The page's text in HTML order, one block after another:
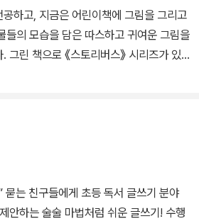
하는 아이는 읽기 머리가 다릅니다』, 『초
입에 착 붙는 사자성어』, 『‘왜’라고 묻는 아
하고, 지금은 어린이책에 그림을 그리고
들의 모습을 담은 따스하고 귀여운 그림을
묻는 친구들에게 초등 독서 글쓰기 분야
하는 술술 마법처럼 쉬운 글쓰기! 수행